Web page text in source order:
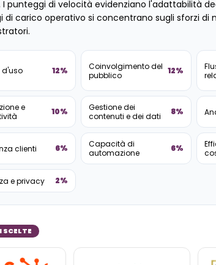
I ​​punteggi di velocità evidenziano l'adattabilità
di carico operativo si concentrano sugli sforzi di
d'uso 12%
Coinvolgimento del
pubblico
12%
e
10%
Gestione dei
contenuti e dei dati
8%
clienti 6%
Capacità di
automazione
6%
e privacy 2%
SCELTE